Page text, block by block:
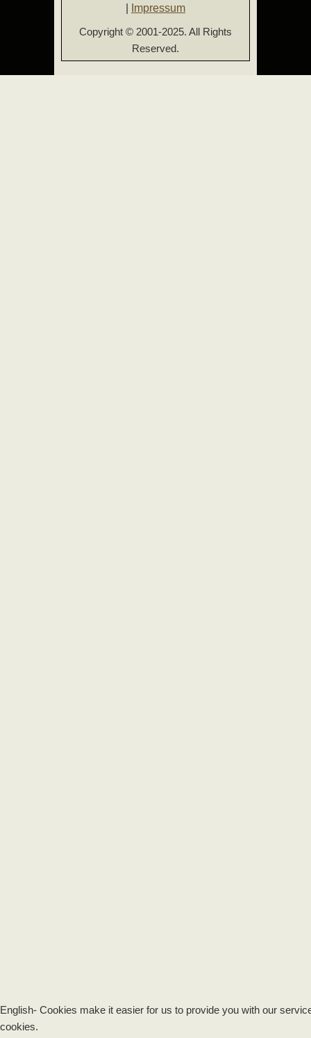
Impressum
Copyright © 2001-2025. All Rights
Reserved.
English- Cookies make it easier for us to provide you with our
cookies.